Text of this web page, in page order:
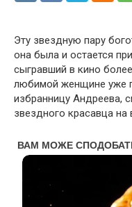
Эту звездную пару
она была и остается
сыгравший в кино
любимой женщине уже
избранницу Андреева,
звездного красавца на